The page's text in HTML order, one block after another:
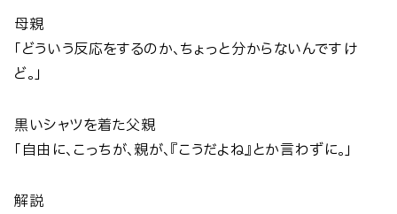
母親
「どういう反応をするのか、ちょっと分からないんですけ
ど。」
黒いシャツを着た父親
「自由に、こっちが、親が、『こうだよね』とか言わずに。」
解説